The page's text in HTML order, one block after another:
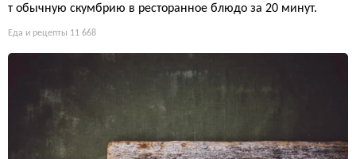
т обычную скумбрию в ресторанное блюдо за 20 минут.
Еда и рецепты 11 668